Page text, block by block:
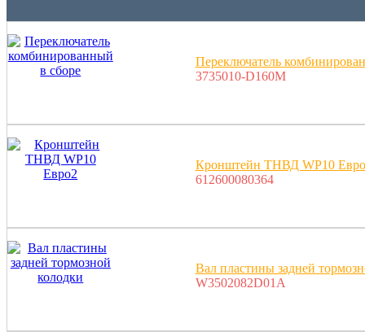
Переключатель
3735010-D160M
Кронштейн ТНВД WP10
612600080364
Вал пластины задней
W3502082D01A